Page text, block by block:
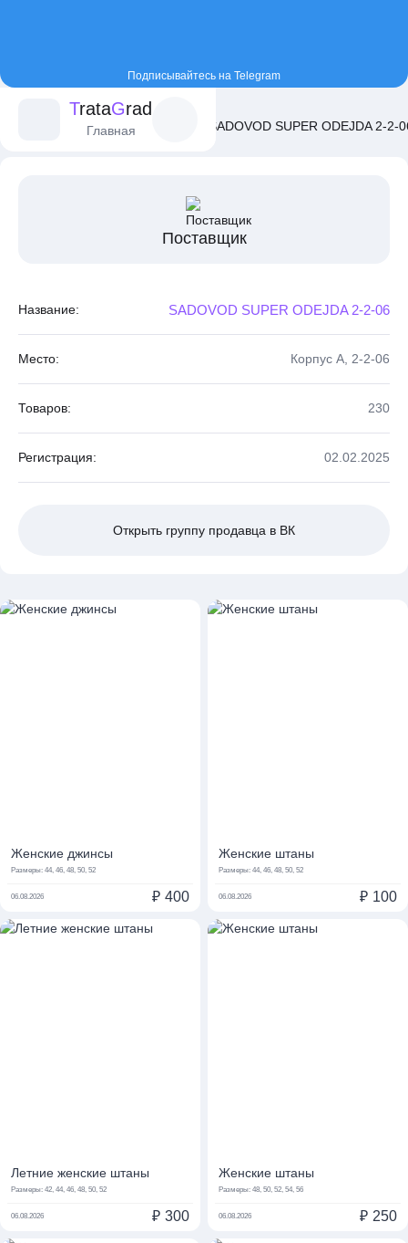
Подписывайтесь на Telegram
TrataGrad
Главная
Постащики SADOVOD SUPER ODEJDA 2-2-
Поставщик
Название: SADOVOD SUPER ODEJDA 2-2-06
Место: Корпус A, 2-2-06
Товаров: 230
Регистрация: 02.02.2025
Открыть группу продавца в ВК
Женские джинсы
Размеры: 44, 46, 48, 50, 52
06.08.2026 ₽ 400
Женские штаны
Размеры: 44, 46, 48, 50, 52
06.08.2026 ₽ 100
Летние женские штаны
Размеры: 42, 44, 46, 48, 50, 52
06.08.2026 ₽ 300
Женские штаны
Размеры: 48, 50, 52, 54, 56
06.08.2026 ₽ 250